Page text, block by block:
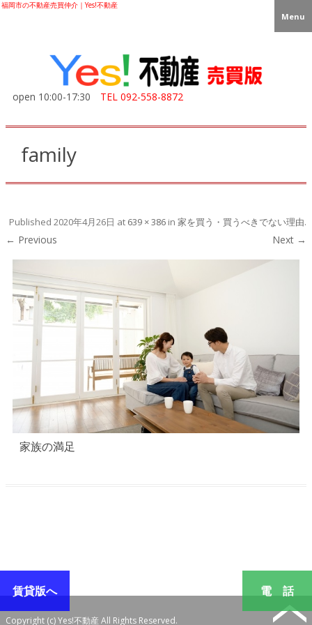
福岡市の不動産売買仲介｜Yes!不動産
open 10:00-17:30 TEL 092-558-8872
Menu
family
Published 2020年4月26日 at 639 × 386 in 家を買う・買うべきでない理由.
← Previous Next →
家族の満足
Copyright (c) Yes!不動産 All Rights Reserved.
賃貸版へ 電 話